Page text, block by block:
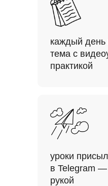
каждый день
тема с
практикой
уроки
в Telegram
рукой